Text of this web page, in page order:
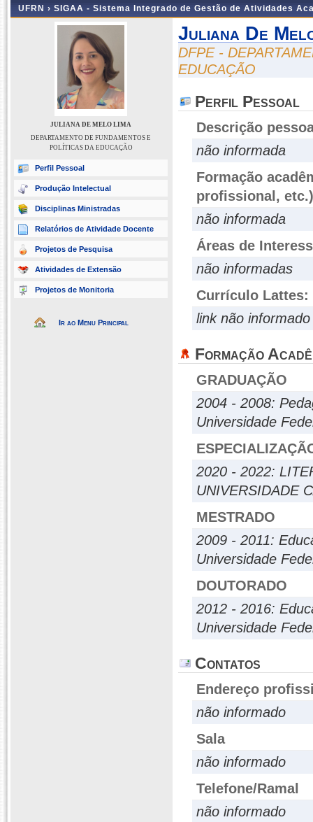
UFRN › SIGAA - Sistema Integrado de Gestão de Atividades
JULIANA DE MELO LIMA
DEPARTAMENTO DE FUNDAMENTOS E
POLÍTICAS DA EDUCAÇÃO
Perfil Pessoal
Produção Intelectual
Disciplinas Ministradas
Relatórios de Atividade Docente
Projetos de Pesquisa
Atividades de Extensão
Projetos de Monitoria
Ir ao Menu Principal
Juliana De
DFPE -
EDUCAÇÃO
Perfil Pessoal
Descrição
não informada
Formação
profissional, etc.)
não informada
Áreas de
não informadas
Currículo Lattes:
link não informado
Formação
GRADUAÇÃO
2004 - 2008:
Universidade
2020 - 2022:
UNIVERSIDADE
MESTRADO
2009 - 2011:
Universidade
DOUTORADO
2012 - 2016:
Universidade
Contatos
Endereço
não informado
Sala
não informado
Telefone/Ramal
não informado